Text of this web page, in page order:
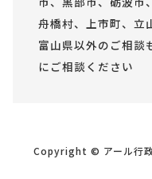
舟橋村、上市町、立
富山県以外のご相談
にご相談ください
Copyright © アール行